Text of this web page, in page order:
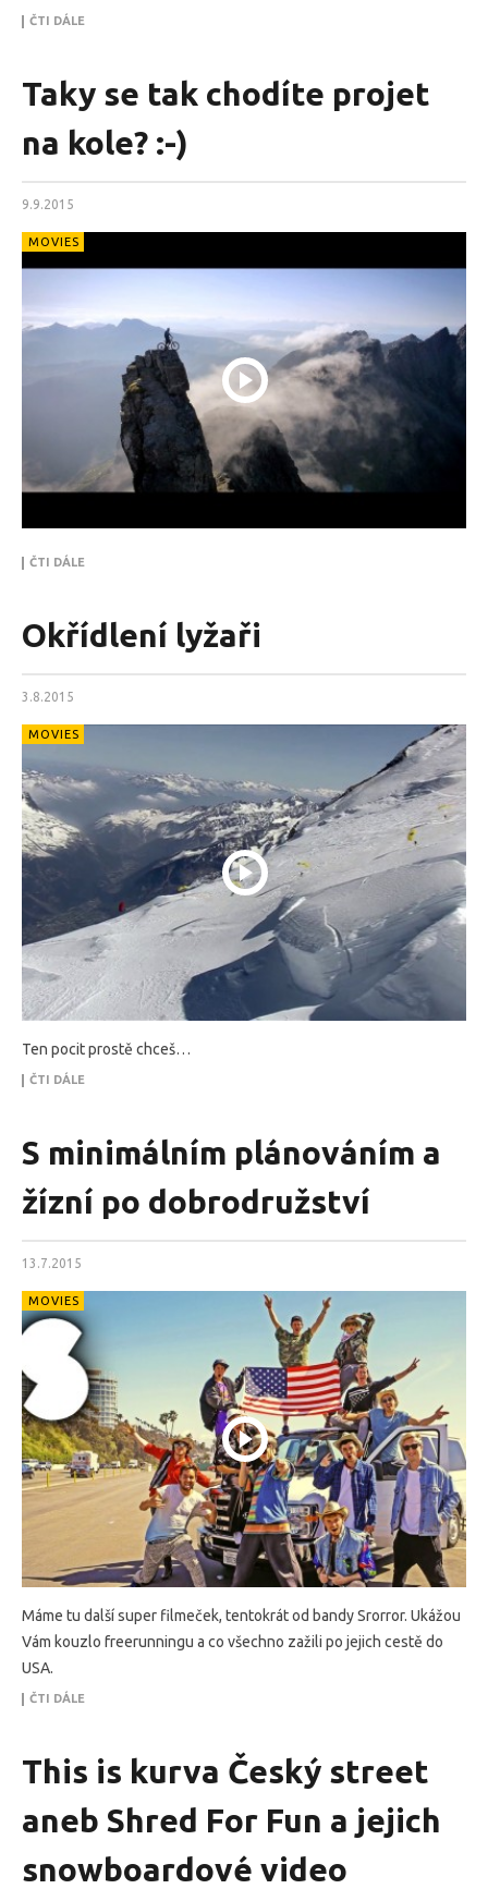
ČTI DÁLE
Taky se tak chodíte projet
na kole? :-)
9.9.2015
MOVIES
ČTI DÁLE
Okřídlení lyžaři
3.8.2015
MOVIES
Ten pocit prostě chceš…
ČTI DÁLE
S minimálním plánováním a
žízní po dobrodružství
13.7.2015
MOVIES
Máme tu další super filmeček, tentokrát od bandy Srorror. Ukážou
Vám kouzlo freerunningu a co všechno zažili po jejich cestě do
USA.
ČTI DÁLE
This is kurva Český street
aneb Shred For Fun a jejich
snowboardové video